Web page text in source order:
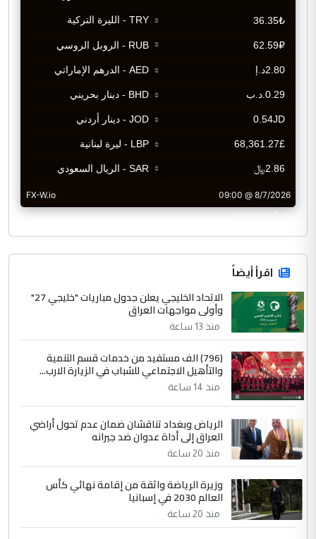
CurrencyRate
اقرأ أيضاً
الاتحاد الخليجي يعلن جدول مباريات "خليجي 27"
وأولى مواجهات العراق
منذ 13 ساعة
(796) الف مستفيد من خدمات قسم التنمية
والتأهيل الاجتماعي للشباب في الزيارة الارب...
منذ 14 ساعة
الرياض وبغداد تناقشان ضمان عدم تحول أراضي
العراق إلى أداة عدوان ضد جيرانه
منذ 20 ساعة
وزيرة الرياضة واثقة من إقامة نهائي كأس
العالم 2030 في إسبانيا
منذ 20 ساعة